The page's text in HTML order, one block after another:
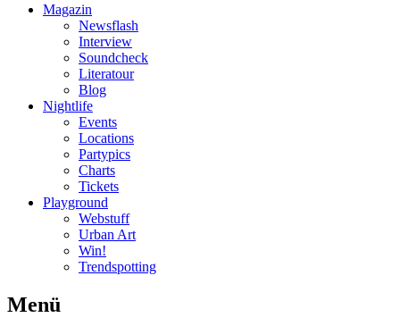
Magazin
Newsflash
Interview
Soundcheck
Literatour
Blog
Nightlife
Events
Locations
Partypics
Charts
Tickets
Playground
Webstuff
Urban Art
Win!
Trendspotting
Menü